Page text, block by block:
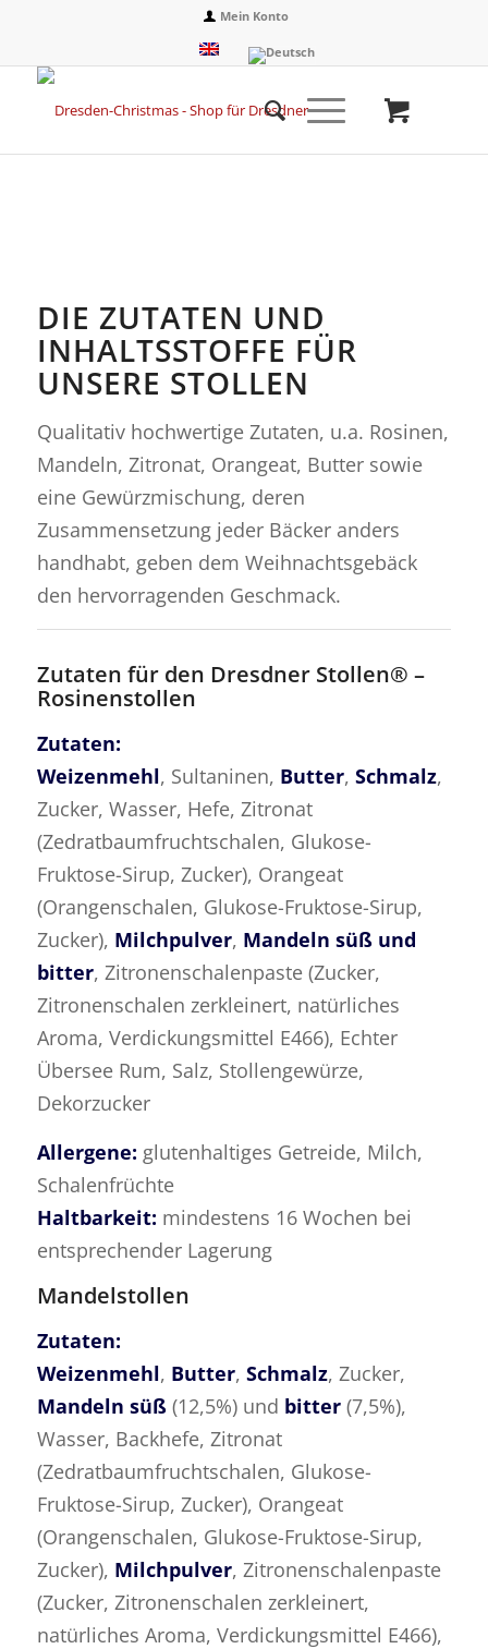
Mein Konto
DIE ZUTATEN UND
INHALTSSTOFFE FÜR
UNSERE STOLLEN
Qualitativ hochwertige Zutaten, u.a. Rosinen,
Mandeln, Zitronat, Orangeat, Butter sowie
eine Gewürzmischung, deren
Zusammensetzung jeder Bäcker anders
handhabt, geben dem Weihnachtsgebäck
den hervorragenden Geschmack.
Zutaten für den Dresdner Stollen® –
Rosinenstollen
Zutaten:
Weizenmehl, Sultaninen, Butter, Schmalz,
Zucker, Wasser, Hefe, Zitronat
(Zedratbaumfruchtschalen, Glukose-
Fruktose-Sirup, Zucker), Orangeat
(Orangenschalen, Glukose-Fruktose-Sirup,
Zucker), Milchpulver, Mandeln süß und
bitter, Zitronenschalenpaste (Zucker,
Zitronenschalen zerkleinert, natürliches
Aroma, Verdickungsmittel E466), Echter
Übersee Rum, Salz, Stollengewürze,
Dekorzucker
Allergene: glutenhaltiges Getreide, Milch,
Schalenfrüchte
Haltbarkeit: mindestens 16 Wochen bei
entsprechender Lagerung
Mandelstollen
Zutaten:
Weizenmehl, Butter, Schmalz, Zucker,
Mandeln süß(12,5%) und bitter(7,5%),
Wasser, Backhefe, Zitronat
(Zedratbaumfruchtschalen, Glukose-
Fruktose-Sirup, Zucker), Orangeat
(Orangenschalen, Glukose-Fruktose-Sirup,
Zucker), Milchpulver, Zitronenschalenpaste
(Zucker, Zitronenschalen zerkleinert,
natürliches Aroma, Verdickungsmittel E466),